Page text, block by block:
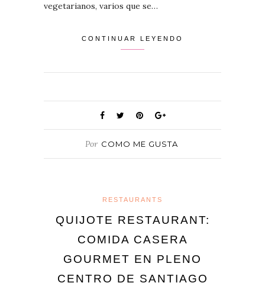
vegetarianos, varios que se…
CONTINUAR LEYENDO
Por COMO ME GUSTA
RESTAURANTS
QUIJOTE RESTAURANT:
COMIDA CASERA
GOURMET EN PLENO
CENTRO DE SANTIAGO